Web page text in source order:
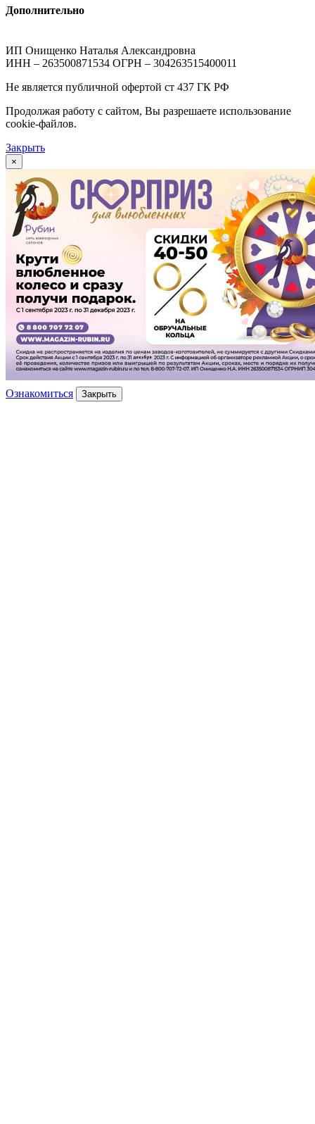
Дополнительно
ИП Онищенко Наталья Александровна
ИНН – 263500871534 ОГРН – 304263515400011
Не является публичной офертой ст 437 ГК РФ
Продолжая работу с сайтом, Вы разрешаете использование
cookie-файлов.
Закрыть
×
Ознакомиться Закрыть